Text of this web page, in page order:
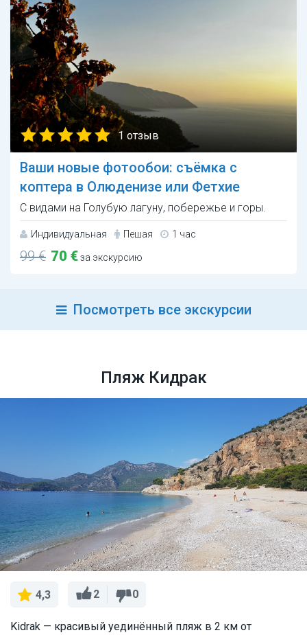
1 отзыв
Ваши новые фотообои: съёмка с
коптера в Олюденизе или Фетхие
С видами на Голубую лагуну, побережье и горы.
Индивидуальная Пешая 1 час
99 € 70 €за экскурсию
Посмотреть все экскурсии
Пляж Кидрак
4,3 2 0
Kidrak — красивый уединённый пляж в 2 км от